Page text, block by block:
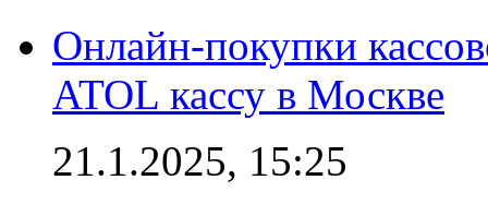
Онлайн-покупки
ATOL кассу в Москве
21.1.2025, 15:25